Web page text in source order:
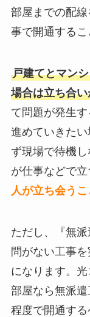
部屋までの配
事で開通するこ
戸建てとマン
場合は立ち合
て問題が発生
進めていきた
ず現場で待機
が仕事などで立
人が立ち会う
ただし、『無
問がない工事
になります。
部屋なら無派
程度で開通する